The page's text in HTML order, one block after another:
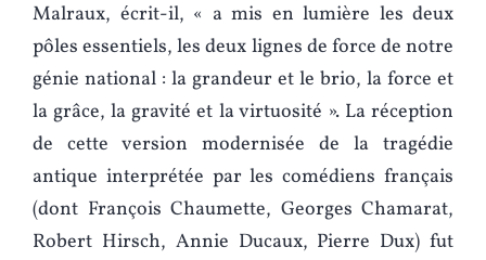
Malraux, écrit-il, « a mis en lumière les deux
pôles essentiels, les deux lignes de force de notre
génie national : la grandeur et le brio, la force et
la grâce, la gravité et la virtuosité ». La réception
de cette version modernisée de la tragédie
antique interprétée par les comédiens français
(dont François Chaumette, Georges Chamarat,
Robert Hirsch, Annie Ducaux, Pierre Dux) fut